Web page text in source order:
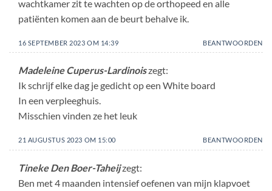
wachtkamer zit te wachten op de orthopeed en alle
patiënten komen aan de beurt behalve ik.
16 SEPTEMBER 2023 OM 14:39 BEANTWOORDEN
Madeleine Cuperus-Lardinoiszegt:
Ik schrijf elke dag je gedicht op een White board
In een verpleeghuis.
Misschien vinden ze het leuk
21 AUGUSTUS 2023 OM 15:00 BEANTWOORDEN
Tineke Den Boer-Taheijzegt:
Ben met 4 maanden intensief oefenen van mijn klapvoet